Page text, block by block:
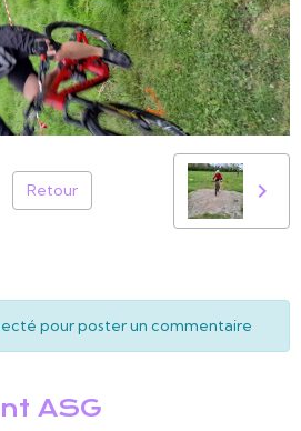
Retour
pour poster un commentaire
ASG